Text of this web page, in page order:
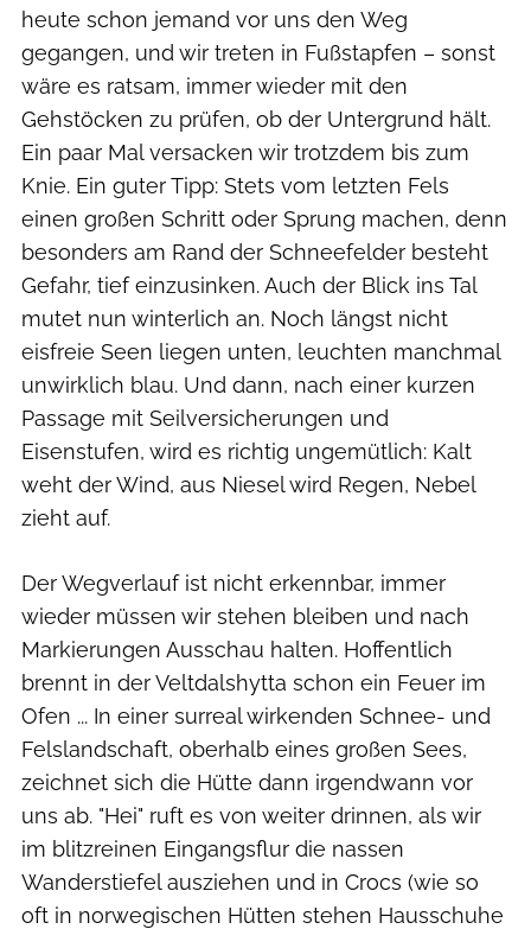
heute schon jemand vor uns den Weg
gegangen, und wir treten in Fußstapfen – sonst
wäre es ratsam, immer wieder mit den
Gehstöcken zu prüfen, ob der Untergrund hält.
Ein paar Mal versacken wir trotzdem bis zum
Knie. Ein guter Tipp: Stets vom letzten Fels
einen großen Schritt oder Sprung machen, denn
besonders am Rand der Schneefelder besteht
Gefahr, tief einzusinken. Auch der Blick ins Tal
mutet nun winterlich an. Noch längst nicht
eisfreie Seen liegen unten, leuchten manchmal
unwirklich blau. Und dann, nach einer kurzen
Passage mit Seilversicherungen und
Eisenstufen, wird es richtig ungemütlich: Kalt
weht der Wind, aus Niesel wird Regen, Nebel
zieht auf.
Der Wegverlauf ist nicht erkennbar, immer
wieder müssen wir stehen bleiben und nach
Markierungen Ausschau halten. Hoffentlich
brennt in der Veltdalshytta schon ein Feuer im
Ofen ... In einer surreal wirkenden Schnee- und
Felslandschaft, oberhalb eines großen Sees,
zeichnet sich die Hütte dann irgendwann vor
uns ab. "Hei" ruft es von weiter drinnen, als wir
im blitzreinen Eingangsflur die nassen
Wanderstiefel ausziehen und in Crocs (wie so
oft in norwegischen Hütten stehen Hausschuhe